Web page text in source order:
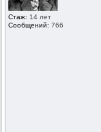
Стаж: 14 лет
Сообщений: 766